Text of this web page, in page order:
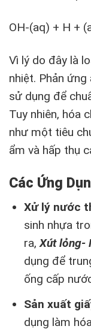
OH-(aq) + H +
Vì lý do đây là
nhiệt. Phản
sử dụng để
Tuy nhiên, hóa
như một tiêu
ẩm và hấp thụ
Các Ứng
Xử lý nước
sinh nhựa
ra,Xút lỏng-
dụng để
ống cấp
Sản xuất
dụng làm